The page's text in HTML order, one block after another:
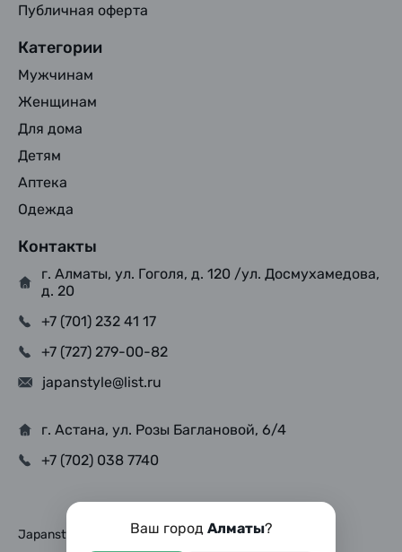
Ваш город Алматы?
Публичная оферта
Категории
Мужчинам
Женщинам
Для дома
Детям
Аптека
Одежда
Контакты
г. Алматы, ул. Гоголя, д. 120 /ул. Досмухамедова,
д. 20
+7 (701) 232 41 17
+7 (727) 279-00-82
japanstyle@list.ru
г. Астана, ул. Розы Баглановой, 6/4
+7 (702) 038 7740
Japanstyle © Copyright 2025, Все права защищены